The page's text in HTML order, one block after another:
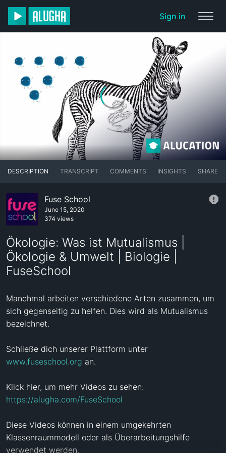
Sign in
DESCRIPTION TRANSCRIPT COMMENTS INSIGHTS SHARE
Fuse School
June 15, 2020
374 views
Ökologie: Was ist Mutualismus |
Ökologie & Umwelt | Biologie |
FuseSchool
Manchmal arbeiten verschiedene Arten zusammen, um
sich gegenseitig zu helfen. Dies wird als Mutualismus
bezeichnet.
www.fuseschool.org an.
https://alugha.com/FuseSchool
Diese Videos können in einem umgekehrten
Klassenraummodell oder als Überarbeitungshilfe
verwendet werden.